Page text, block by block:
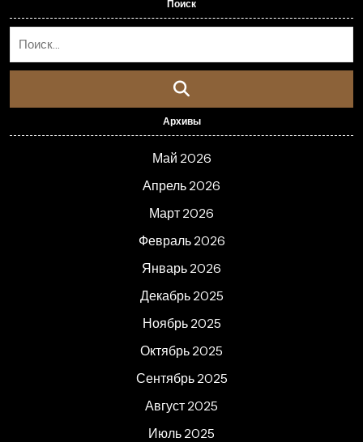
Поиск
Архивы
Май 2026
Апрель 2026
Март 2026
Февраль 2026
Январь 2026
Декабрь 2025
Ноябрь 2025
Октябрь 2025
Сентябрь 2025
Август 2025
Июль 2025